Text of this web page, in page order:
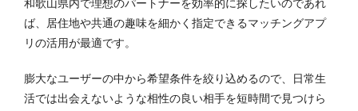
和歌山県内で理想のパートナーを効率的に探したいのであれ
ば、居住地や共通の趣味を細かく指定できるマッチングアプ
リの活用が最適です。
膨大なユーザーの中から希望条件を絞り込めるので、日常生
活では出会えないような相性の良い相手を短時間で見つけら